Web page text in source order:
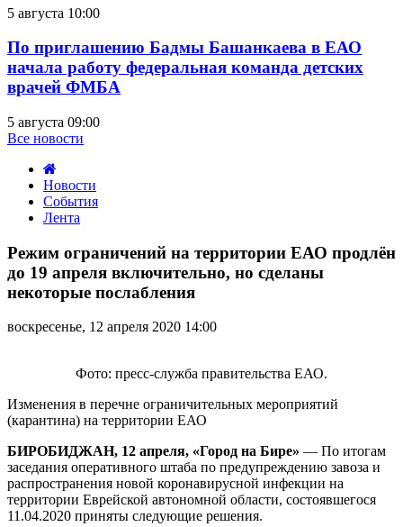
5 августа 10:00
По приглашению Бадмы Башанкаева в ЕАО
начала работу федеральная команда детских
врачей ФМБА
5 августа 09:00
Все новости
Новости
События
Лента
ограничений
на
территории
ЕАО
до
включительно,
сделаны
некоторые
послабления
Режим ограничений на территории ЕАО продлён
до 19 апреля включительно, но сделаны
некоторые послабления
воскресенье, 12 апреля 2020 14:00
Фото: пресс-служба правительства ЕАО.
Изменения в перечне ограничительных мероприятий
(карантина) на территории ЕАО
БИРОБИДЖАН, 12 апреля, «Город на Бире» — По итогам
заседания оперативного штаба по предупреждению завоза и
распространения новой коронавирусной инфекции на
территории Еврейской автономной области, состоявшегося
11.04.2020 приняты следующие решения.